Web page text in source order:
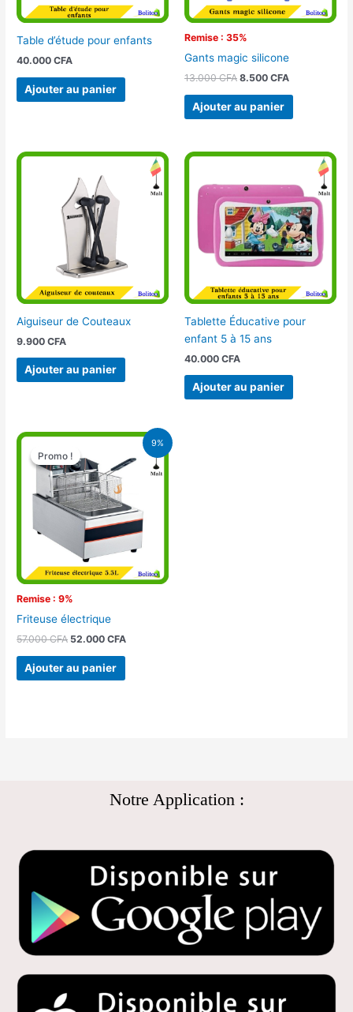
Table d’étude pour enfants
40.000CFA
Ajouter au panier
Remise : 35%
Gants magic silicone
13.000CFA 8.500 CFA
Ajouter au panier
Aiguiseur de Couteaux
9.900CFA
Ajouter au panier
Tablette Éducative pour
enfant 5 à 15 ans
40.000 CFA
Ajouter au panier
9%
Promo !
Remise : 9%
Promo !
Friteuse électrique
57.000CFA
Le
prix
initial
était :
57.000 CFA.
52.000CFA
Le
prix
actuel
Ajouter au panier
Notre Application :